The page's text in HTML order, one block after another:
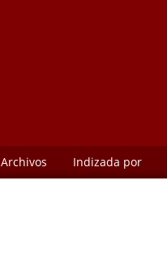
Archivos Indizada por